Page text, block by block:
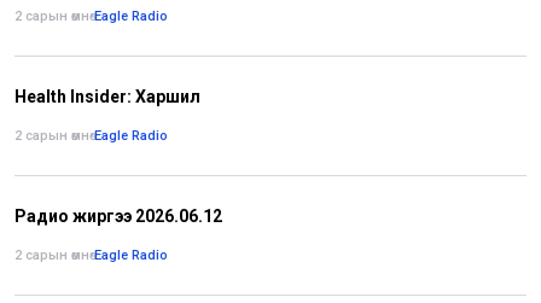
2 сарын өмнө•Eagle Radio
Health Insider: Харшил
2 сарын өмнө•Eagle Radio
Радио жиргээ 2026.06.12
2 сарын өмнө•Eagle Radio